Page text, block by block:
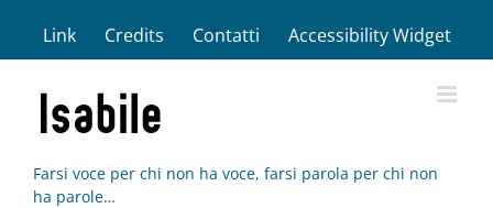
contenuto
Link Credits Contatti Accessibility Widget
Farsi voce per chi non ha voce, farsi parola per chi non
ha parole…